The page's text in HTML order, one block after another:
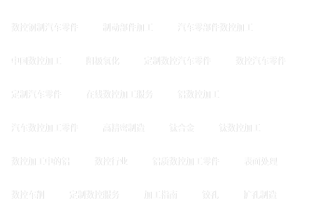
数控钢制汽车零件 制动部件加工 汽车零部件数控加工
中国数控加工 阳极氧化 定制数控汽车零件 数控汽车零件
定制汽车零件 在线数控加工服务 铝数控加工
汽车数控加工零件 高精密制造 钛合金 钛数控加工
数控加工中的铝 数控行业 铝质数控加工零件 表面处理
数控车削 定制数控服务 加工指南 铰孔 扩孔制造